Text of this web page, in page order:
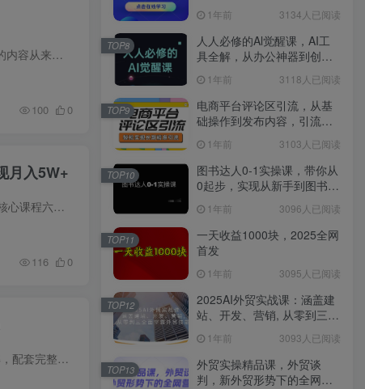
豆包+即梦seedance2.0+剪映，3分钟教会你复刻点赞千万卡通轻动漫新玩法！ 短视频的赛道里，治愈系的内容从来都最不缺受众，那作品平均点赞都在 65 万以上的账号，你见过吗？当然我也是不信的，...
100 0
月入5W+
本课程为 AI 一人公司（AIXIP）专项训练营，聚焦从内容流量到一人公司商业化全流程，涵盖开营指导、核心课程六节精讲、两位嘉宾实战分享，以及虚拟产品月入 5W 经验拆解。配套全套课堂资料，包...
116 0
本课程聚焦 AI 航海家大会 Day1 与 Day2 全程精华内容，对多位行业大咖的分享进行道法术器全维度拆解，配套完整逐字稿与生财有术笔记，深度解读 AI 时代行业变革、创业思路、跨境电商运营等核心...
制、收徒等收益
1年前 3134人已阅读
人人必修的Al觉醒课，AI工
具全解，从办公神器到创意
1年前 3118人已阅读
TOP8
电商平台评论区引流，从基
础操作到发布内容，引流技
1年前 3103人已阅读
TOP9
图书达人0-1实操课，带你从
0起步，实现从新手到图书达
1年前 3096人已阅读
TOP10
一天收益1000块，2025全网
首发
1年前 3095人已阅读
TOP11
2025AI外贸实战课：涵盖建
站、开发、营销, 从零到三全
1年前 3093人已阅读
TOP12
外贸实操精品课，外贸谈
判，新外贸形势下的全网营
TOP13